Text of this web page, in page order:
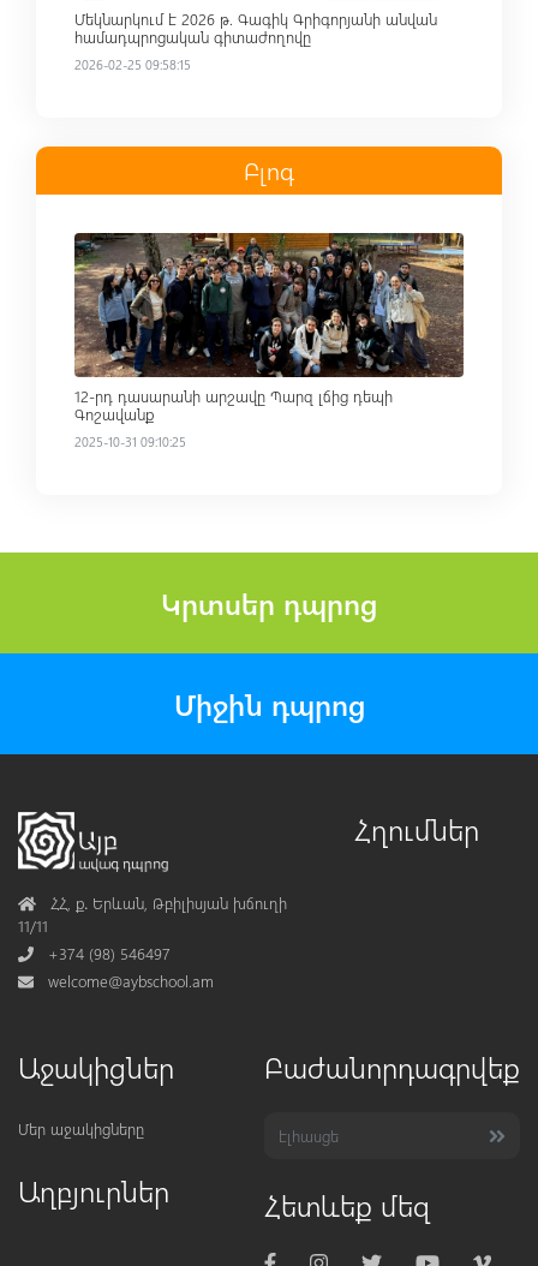
Մեկնարկում է 2026 թ. Գագիկ Գրիգորյանի անվան
համադպրոցական գիտաժողովը
2026-02-25 09:58:15
Բլոգ
Read more
12-րդ դասարանի արշավը Պարզ լճից դեպի
Գոշավանք
2025-10-31 09:10:25
Կրտսեր դպրոց
Միջին դպրոց
AddressՀՀ, ք․ Երևան, Թբիլիսյան խճուղի
11/11
Phone+374 (98) 546497
Mail
welcome@aybschool.am
Հղումներ
Աջակիցներ
Մեր աջակիցները
Աղբյուրներ
Բաժանորդագրվեք
Հետևեք մեզ